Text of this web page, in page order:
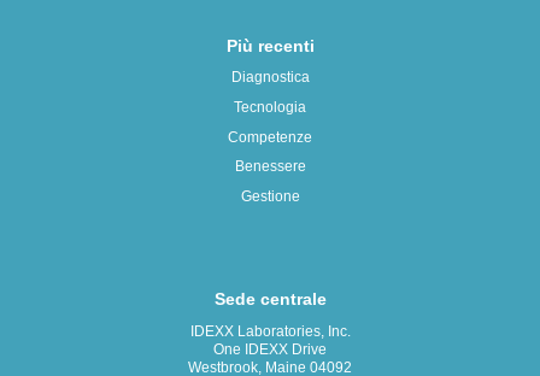
Più recenti
Diagnostica
Tecnologia
Competenze
Benessere
Gestione
Sede centrale
IDEXX Laboratories, Inc.
One IDEXX Drive
Westbrook, Maine 04092